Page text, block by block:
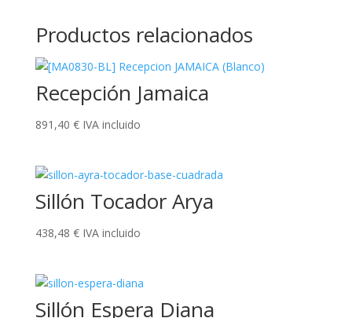
Productos relacionados
Recepción Jamaica
891,40 € IVA incluido
Sillón Tocador Arya
438,48 € IVA incluido
Sillón Espera Diana